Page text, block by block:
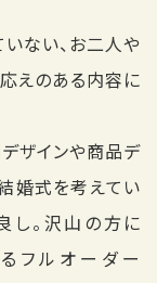
ない、お二人や
えのある内容に
ザインや商品デ
婚式を考えてい
し。沢山の方に
フルオーダー